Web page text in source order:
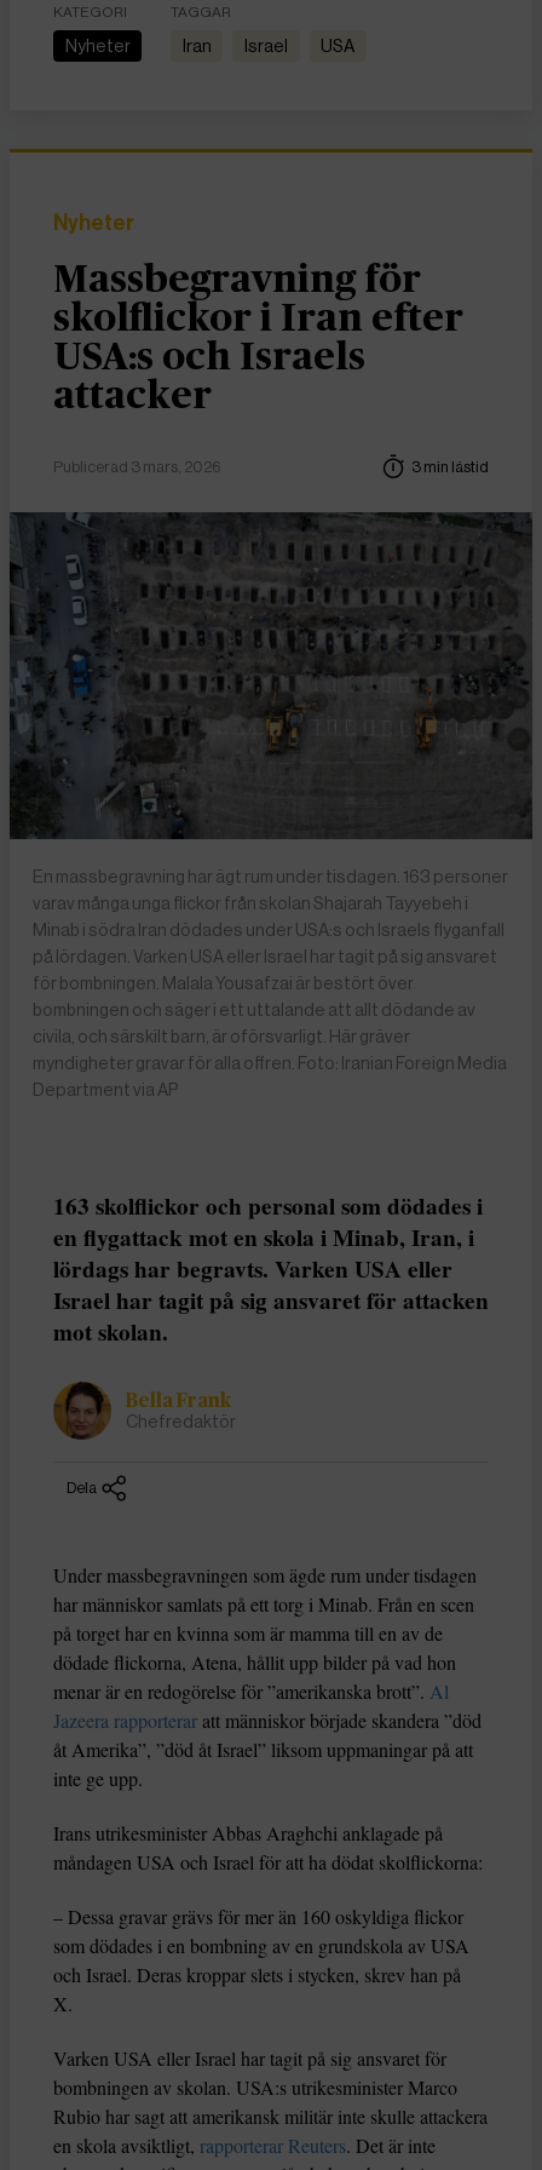
KATEGORI
Nyheter
TAGGAR
Iran Israel USA
Nyheter
Massbegravning för
skolflickor i Iran efter
USA:s och Israels
attacker
Publicerad 3 mars, 2026 3 min lästid
En massbegravning har ägt rum under tisdagen. 163 personer
varav många unga flickor från skolan Shajarah Tayyebeh i
Minab i södra Iran dödades under USA:s och Israels flyganfall
på lördagen. Varken USA eller Israel har tagit på sig ansvaret
för bombningen. Malala Yousafzai är bestört över
bombningen och säger i ett uttalande att allt dödande av
civila, och särskilt barn, är oförsvarligt. Här gräver
myndigheter gravar för alla offren. Foto: Iranian Foreign Media
Department via AP
163 skolflickor och personal som dödades i
en flygattack mot en skola i Minab, Iran, i
lördags har begravts. Varken USA eller
Israel har tagit på sig ansvaret för attacken
mot skolan.
Bella Frank
Chefredaktör
Dela
Under massbegravningen som ägde rum under tisdagen
har människor samlats på ett torg i Minab. Från en scen
på torget har en kvinna som är mamma till en av de
dödade flickorna, Atena, hållit upp bilder på vad hon
menar är en redogörelse för ”amerikanska brott”. Al
Jazeera rapporteraratt människor började skandera ”död
åt Amerika”, ”död åt Israel” liksom uppmaningar på att
inte ge upp.
Irans utrikesminister Abbas Araghchi anklagade på
måndagen USA och Israel för att ha dödat skolflickorna:
– Dessa gravar grävs för mer än 160 oskyldiga flickor
som dödades i en bombning av en grundskola av USA
och Israel. Deras kroppar slets i stycken, skrev han på
X.
Varken USA eller Israel har tagit på sig ansvaret för
bombningen av skolan. USA:s utrikesminister Marco
Rubio har sagt att amerikansk militär inte skulle attackera
en skola avsiktligt, rapporterar Reuters. Det är inte